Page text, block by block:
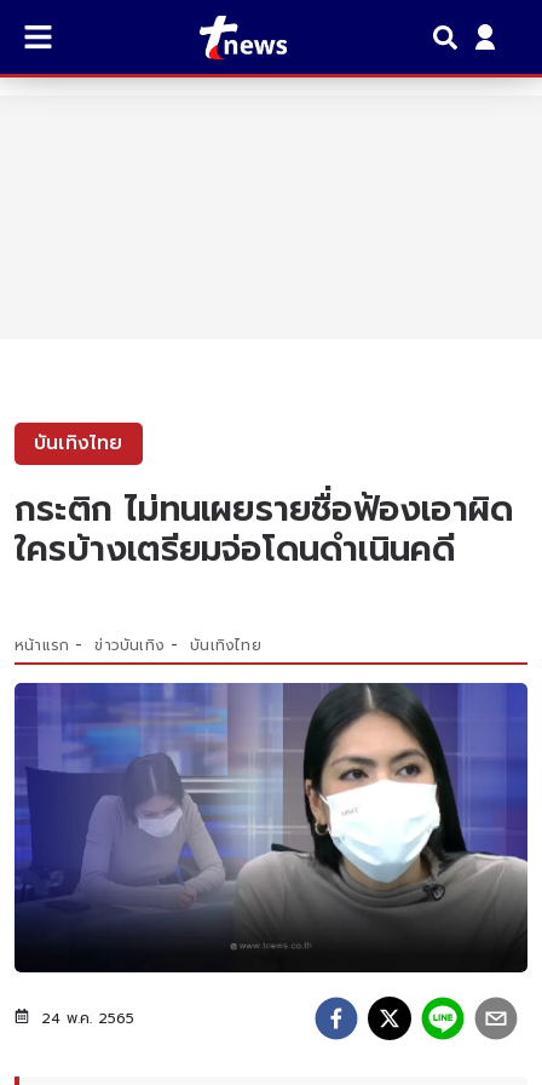
บันเทิงไทย
กระติก ไม่ทนเผยรายชื่อฟ้องเอาผิด
ใครบ้างเตรียมจ่อโดนดำเนินคดี
หน้าแรก ข่าวบันเทิง บันเทิงไทย
24 พ.ค. 2565